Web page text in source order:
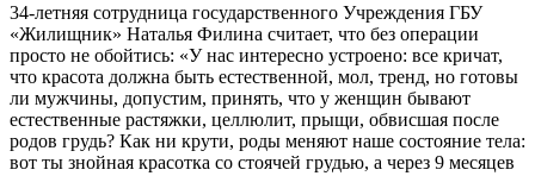
34-летняя сотрудница государственного Учреждения ГБУ
«Жилищник» Наталья Филина считает, что без операции
просто не обойтись: «У нас интересно устроено: все кричат,
что красота должна быть естественной, мол, тренд, но готовы
ли мужчины, допустим, принять, что у женщин бывают
естественные растяжки, целлюлит, прыщи, обвисшая после
родов грудь? Как ни крути, роды меняют наше состояние тела:
вот ты знойная красотка со стоячей грудью, а через 9 месяцев